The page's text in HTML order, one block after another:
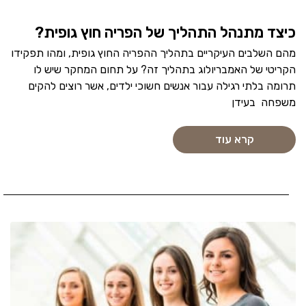
כיצד מתנהל התהליך של הפריה חוץ גופית?
מהם השלבים העיקריים בתהליך ההפריה החוץ גופית, ומהו תפקידו
הקריטי של האמבריולוג בתהליך זה? על תחום המחקר שיש לו
תרומה בלתי רגילה עבור אנשים חשוכי ילדים, אשר רוצים להקים
משפחה בעידן
קרא עוד